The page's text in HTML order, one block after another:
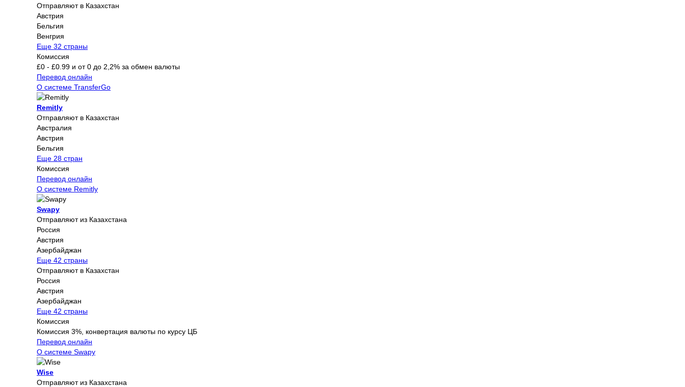
Отправляют в Казахстан
Австрия
Бельгия
Венгрия
Еще 32 страны
Комиссия
£0 - £0.99 и от 0 до 2,2% за обмен валюты
Перевод онлайн
О системе TransferGo
Remitly
Отправляют в Казахстан
Австралия
Австрия
Бельгия
Еще 28 стран
Комиссия
Перевод онлайн
О системе Remitly
Swapy
Отправляют из Казахстана
Россия
Австрия
Азербайджан
Еще 42 страны
Отправляют в Казахстан
Россия
Австрия
Азербайджан
Еще 42 страны
Комиссия
Комиссия 3%, конвертация валюты по курсу ЦБ
Перевод онлайн
О системе Swapy
Wise
Отправляют из Казахстана